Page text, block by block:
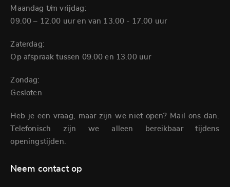
Maandag t/m vrijdag:
09.00 – 12.00 uur en van 13.00 - 17.00 uur
Zaterdag:
Op afspraak tussen 09.00 en 13.00 uur
Zondag:
Gesloten
Heb je een vraag, maar zijn we niet open? Mail ons dan.
Telefonisch zijn we alleen bereikbaar tijdens
openingstijden.
Neem contact op